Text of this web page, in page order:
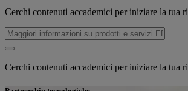
Cerchi contenuti accademici per iniziare la tua
Cerchi contenuti accademici per iniziare la tua